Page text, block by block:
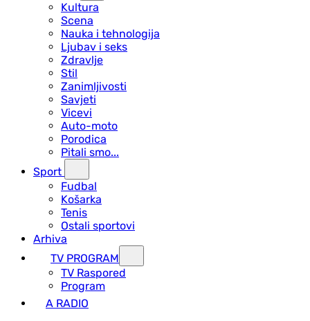
Kultura
Scena
Nauka i tehnologija
Ljubav i seks
Zdravlje
Stil
Zanimljivosti
Savjeti
Vicevi
Auto-moto
Porodica
Pitali smo...
Sport
Fudbal
Košarka
Tenis
Ostali sportovi
Arhiva
TV PROGRAM
ТV Raspored
Program
A RADIO